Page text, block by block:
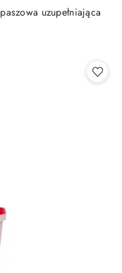
uzupełniająca